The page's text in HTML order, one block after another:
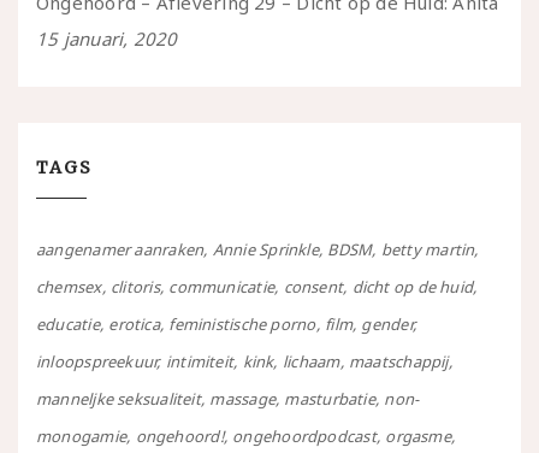
15 januari, 2020
TAGS
aangenamer aanraken Annie Sprinkle BDSM betty martin
chemsex clitoris communicatie consent dicht op de huid
educatie erotica feministische porno film gender
inloopspreekuur intimiteit kink lichaam maatschappij
manneljke seksualiteit massage masturbatie non-
monogamie ongehoord! ongehoordpodcast orgasme